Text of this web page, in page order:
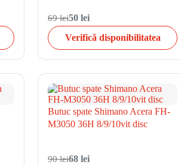
69 lei50 lei
Verifică disponibilitatea
Butuc spate Shimano Acera FH-
M3050 36H 8/9/10vit disc
90 lei68 lei